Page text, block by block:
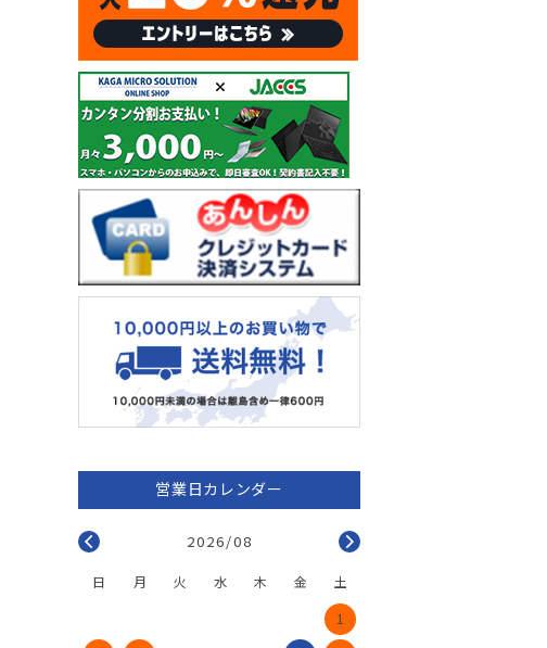
2026/08
日 月 火 水 木 金
土
1